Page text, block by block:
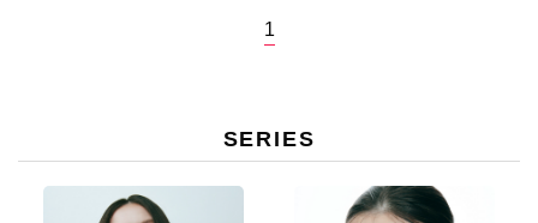
1
SERIES